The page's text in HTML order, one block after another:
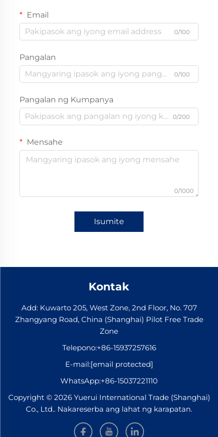
Email
0/100
Pangalan
0/100
Pangalan ng Kumpanya
0/200
Mensahe
0/1000
Isumite
Kontak
Add: Kuwarto 205, West Zone, 2nd Floor, No. 707
Zhangyang Road, China (Shanghai) Pilot Free Trade
Zone
Telepono:+86-15937257616
E-mail:[email protected]
WhatsApp:+86-15037221110
Copyright © 2026 Yuerui International Trade (Shanghai)
Co., Ltd.. Nakareserba ang lahat ng karapatan.